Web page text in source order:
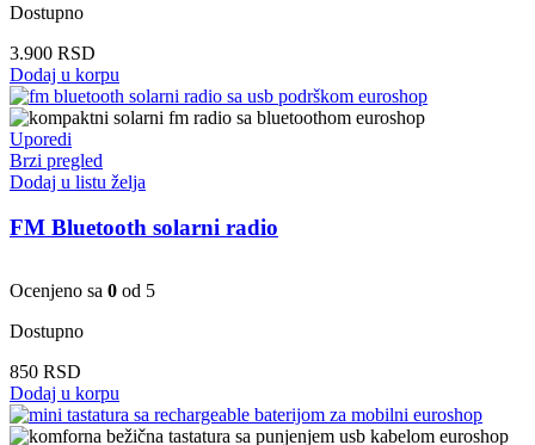
Dostupno
3.900 RSD
Dodaj u korpu
Uporedi
Brzi pregled
Dodaj u listu želja
FM Bluetooth solarni radio
Ocenjeno sa 0 od 5
Dostupno
850 RSD
Dodaj u korpu